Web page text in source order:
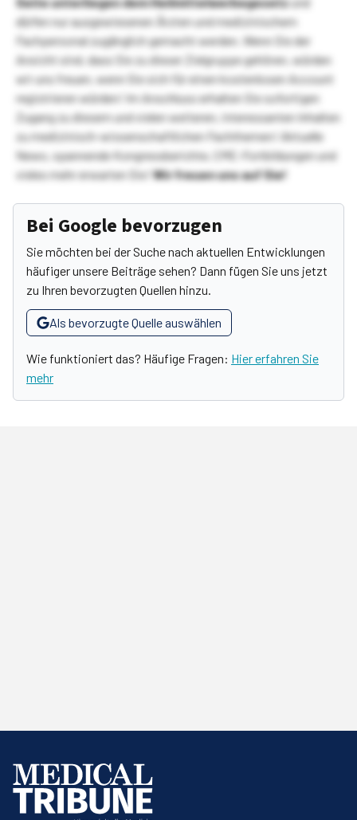
dürfen nur ausgewiesenen Ärzten und medizinischem
Fachpersonal zugänglich gemacht werden. Wenn Sie der
Ansicht sind, dass Sie zu dieser Zielgruppe gehören, würden
wir uns freuen, wenn Sie sich für einen kostenlosen Account
registrieren würden! Im Anschluss erhalten Sie sofortigen
Zugang zu diesem und vielen weiteren, interessanten Inhalten
zu medizinisch-wissenschaftlichen Fachthemen! Aktuelle
News, spannende Kongressberichte, CME-Fortbildungen und
vieles mehr erwarten Sie!Wir freuen uns auf Sie!
Bei Google bevorzugen
Sie möchten bei der Suche nach aktuellen Entwicklungen
häufiger unsere Beiträge sehen? Dann fügen Sie uns jetzt
zu Ihren bevorzugten Quellen hinzu.
Als bevorzugte Quelle auswählen
Wie funktioniert das? Häufige Fragen: Hier erfahren Sie
mehr